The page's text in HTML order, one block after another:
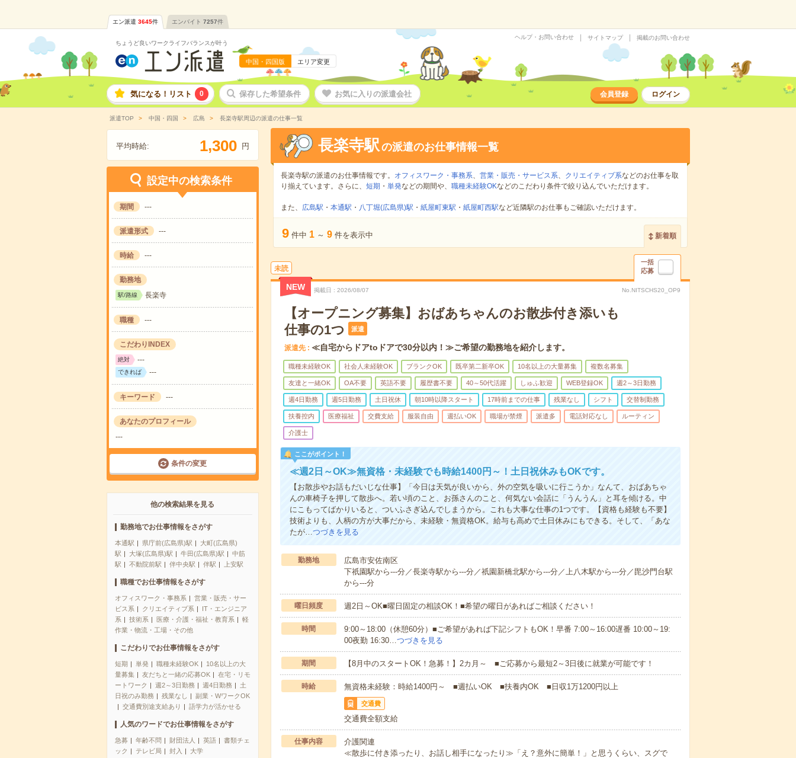
エン派遣 3645件 エンバイト 7257件
ちょうど良いワークライフバランスが叶う
中国・四国版 エリア変更
ヘルプ・お問い合わせ サイトマップ 掲載のお問い合わせ
気になる！リスト 0 保存した希望条件 お気に入りの派遣会社 会員登録 ログイン
派遣TOP 中国・四国 広島 長楽寺駅周辺の派遣の仕事一覧
平均時給: 1,300 円
設定中の検索条件
期間 ---
派遣形式 ---
時給 ---
勤務地
駅/路線 長楽寺
職種 ---
こだわりINDEX
絶対 ---
できれば ---
キーワード ---
あなたのプロフィール
---
条件の変更
他の検索結果を見る
勤務地でお仕事情報をさがす
本通駅 県庁前(広島県)駅
大町(広島県)
駅
大塚(広島県)駅 牛田(広島県)駅
中筋
駅
不動院前駅 伴中央駅 伴駅 上安駅
職種でお仕事情報をさがす
オフィスワーク・事務系
営業・販売・サー
ビス系
クリエイティブ系
IT・エンジニア
系
技術系 医療・介護・福祉・教育系
軽
作業・物流・工場・その他
こだわりでお仕事情報をさがす
短期 単発 職種未経験OK
10名以上の大
量募集
友だちと一緒の応募OK
在宅・リモ
ートワーク
週2～3日勤務 週4日勤務
土
日祝のみ勤務
残業なし
副業・WワークOK
交通費別途支給あり
語学力が活かせる
人気のワードでお仕事情報をさがす
急募 年齢不問 財団法人 英語
書類チェ
ック
テレビ局 封入 大学
長楽寺駅の派遣のお仕事情報一覧
長楽寺駅の派遣のお仕事情報です。 オフィスワーク・事務系、 営業・販売・サービス系、 クリエイティブ系などのお仕事を取
り揃えています。さらに、 短期 ・ 単発などの期間や、 職種未経験OKなどのこだわり条件で絞り込んでいただけます。
また、 広島駅 ・ 本通駅 ・ 八丁堀(広島県)駅 ・ 紙屋町東駅 ・ 紙屋町西駅など近隣駅のお仕事もご確認いただけます。
9 件中 1 ～ 9 件を表示中 新着順
未読
一括
応募
NEW 掲載日 2026/08/07 No.NITSCHS20_OP9
【オープニング募集】おばあちゃんのお散歩付き添いも
仕事の1つ
派遣
派遣先 ≪自宅からドアtoドアで30分以内！≫ご希望の勤務地を紹介します。
職種未経験OK 社会人未経験OK ブランクOK 既卒第二新卒OK 10名以上の大量募集 複数名募集
友達と一緒OK OA不要 英語不要 履歴書不要 40～50代活躍 しゅふ歓迎 WEB登録OK 週2～3日勤務
週4日勤務 週5日勤務 土日祝休 朝10時以降スタート 17時前までの仕事 残業なし シフト 交替制勤務
扶養控内 医療福祉 交費支給 服装自由 週払いOK 職場が禁煙 派遣多 電話対応なし ルーティン
介護士
ここがポイント！
≪週2日～OK≫無資格・未経験でも時給1400円～！土日祝休みもOKです。
【お散歩やお話もだいじな仕事】「今日は天気が良いから、外の空気を吸いに行こうか」なんて、おばあちゃ
んの車椅子を押して散歩へ。若い頃のこと、お孫さんのこと、何気ない会話に「うんうん」と耳を傾ける。中
にこもってばかりいると、ついふさぎ込んでしまうから。これも大事な仕事の1つです。【資格も経験も不要】
技術よりも、人柄の方が大事だから、未経験・無資格OK。給与も高めで土日休みにもできる。そして、「あな
たが…つづきを見る
勤務地
広島市安佐南区
下祇園駅から---分／長楽寺駅から---分／祇園新橋北駅から---分／上八木駅から---分／毘沙門台駅
から---分
曜日頻度 週2日～OK■曜日固定の相談OK！■希望の曜日があればご相談ください！
時間
9:00～18:00（休憩60分）■ご希望があれば下記シフトもOK！早番 7:00～16:00遅番 10:00～19:
00夜勤 16:30…つづきを見る
期間 【8月中のスタートOK！急募！】2カ月～ ■ご応募から最短2～3日後に就業が可能です！
時給 無資格未経験：時給1400円～ ■週払いOK ■扶養内OK ■日収1万1200円以上
交通費
交通費全額支給
仕事内容
介護関連
≪散歩に付き添ったり、お話し相手になったり≫「え？意外に簡単！」と思うくらい、スグで